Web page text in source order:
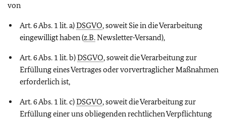
von
Art. 6 Abs. 1 lit. a)DSGVO, soweit Sie in die Verarbeitung
eingewilligt haben (z.B.Newsletter-Versand),
Art. 6 Abs. 1 lit. b)DSGVO, soweit die Verarbeitung zur
Erfüllung eines Vertrages oder vorvertraglicher Maßnahmen
erforderlich ist,
Art. 6 Abs. 1 lit. c)DSGVO, soweit die Verarbeitung zur
Erfüllung einer uns obliegenden rechtlichen Verpflichtung